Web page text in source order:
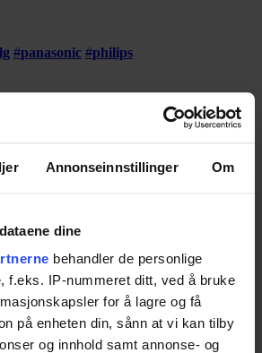
Annonseinnstillinger Om
dine
behandler de personlige
f.eks. IP-nummeret ditt, ved å bruke
for å lagre og få
på enheten din, sånn at vi kan tilby
og innhold samt annonse- og
lg #panasonic #philips
yter musikken
best.
oppo
sony
#dr-dre #audio-technica #pioneer
grado #bang-og-olufsen